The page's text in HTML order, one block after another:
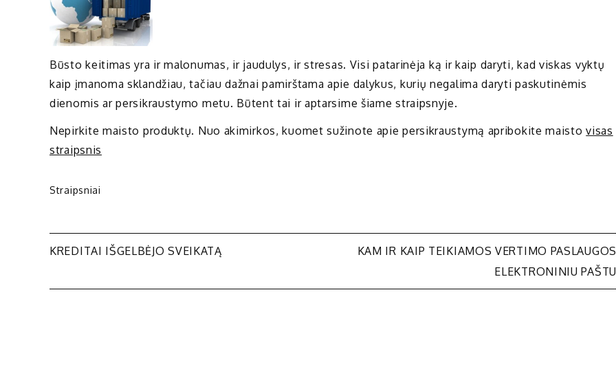
Būsto keitimas yra ir malonumas, ir jaudulys, ir stresas. Visi patarinėja ką ir kaip daryti, kad viskas vyktų
kaip įmanoma sklandžiau, tačiau dažnai pamirštama apie dalykus, kurių negalima daryti paskutinėmis
dienomis ar persikraustymo metu. Būtent tai ir aptarsime šiame straipsnyje.
Nepirkite maisto produktų. Nuo akimirkos, kuomet sužinote apie persikraustymą apribokite maistovisas
straipsnis
Straipsniai
Navigacija
tarp
KREDITAI IŠGELBĖJO SVEIKATĄ
KAM IR KAIP TEIKIAMOS VERTIMO PASLAUGOS
ELEKTRONINIU PAŠTU